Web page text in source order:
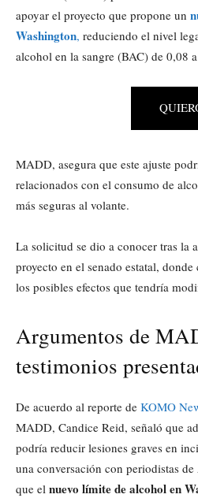
apoyar el proyecto que propone un
Washington, reduciendo el nivel
alcohol en la sangre (BAC) de 0,08
MADD, asegura que este ajuste
relacionados con el consumo de
más seguras al volante.
La solicitud se dio a conocer tras la
proyecto en el senado estatal,
los posibles efectos que tendría
Argumentos de
testimonios
De acuerdo al reporte de KOMO
MADD, Candice Reid, señaló que
podría reducir lesiones graves en
una conversación con periodistas
que el nuevo límite de alcohol en